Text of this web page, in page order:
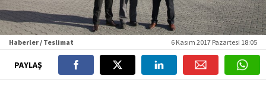
Haberler / Teslimat 6 Kasım 2017 Pazartesi 18:05
PAYLAŞ